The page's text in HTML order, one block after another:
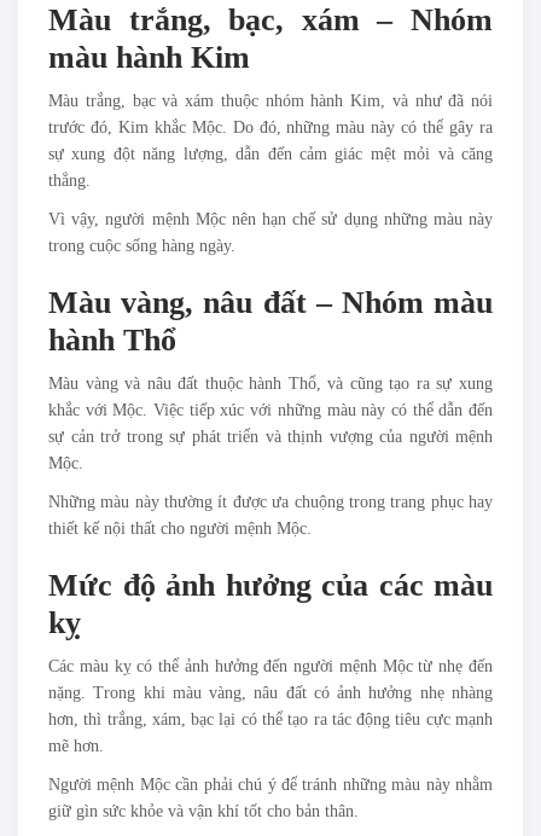
Màu trắng, bạc, xám – Nhóm
màu hành Kim
Màu trắng, bạc và xám thuộc nhóm hành Kim, và như đã nói
trước đó, Kim khắc Mộc. Do đó, những màu này có thể gây ra
sự xung đột năng lượng, dẫn đến cảm giác mệt mỏi và căng
thẳng.
Vì vậy, người mệnh Mộc nên hạn chế sử dụng những màu này
trong cuộc sống hàng ngày.
Màu vàng, nâu đất – Nhóm màu
hành Thổ
Màu vàng và nâu đất thuộc hành Thổ, và cũng tạo ra sự xung
khắc với Mộc. Việc tiếp xúc với những màu này có thể dẫn đến
sự cản trở trong sự phát triển và thịnh vượng của người mệnh
Mộc.
Những màu này thường ít được ưa chuộng trong trang phục hay
thiết kế nội thất cho người mệnh Mộc.
Mức độ ảnh hưởng của các màu
kỵ
Các màu kỵ có thể ảnh hưởng đến người mệnh Mộc từ nhẹ đến
nặng. Trong khi màu vàng, nâu đất có ảnh hưởng nhẹ nhàng
hơn, thì trắng, xám, bạc lại có thể tạo ra tác động tiêu cực mạnh
mẽ hơn.
Người mệnh Mộc cần phải chú ý để tránh những màu này nhằm
giữ gìn sức khỏe và vận khí tốt cho bản thân.